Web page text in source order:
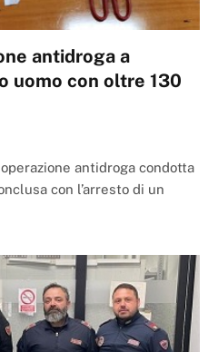
antidroga a
uomo con oltre 130
antidroga condotta
con l’arresto di un